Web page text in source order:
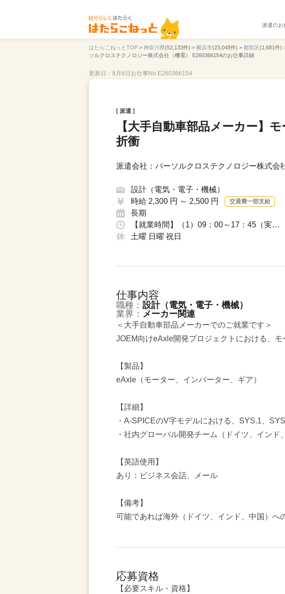
派遣の
はたらこねっとTOP > 神奈川県(52,133件) > 横浜市(23,048件) > 都筑区(1,681件)
ソルクロステクノロジー株式会社（機電） E260366154のお仕事詳細
更新日：8月6日 お仕事No.E260366154
[ 派遣 ]
【大手自動車部品メーカー】
折衝
派遣会社：パーソルクロステクノロジー株式会
設計（電気・電子・機械）
時給 2,300 円 ～ 2,500 円
交通費一部支給
長期
【就業時間】（1）09：00～17：45（実…
土曜 日曜 祝日
仕事内容
職種： 設計（電気・電子・機械）
業界： メーカー関連
＜大手自動車部品メーカーでのご就業です＞
JOEM向けeAxle開発プロジェクトにおける、
【製品】
eAxle（モーター、インバーター、ギア）
【詳細】
・A-SPICEのV字モデルにおける、SYS.1、
・社内グローバル開発チーム（ドイツ、イン
【英語使用】
あり：ビジネス会話、メール
【備考】
可能であれば海外（ドイツ、インド、中国）へ
応募資格
【必要スキル・資格】